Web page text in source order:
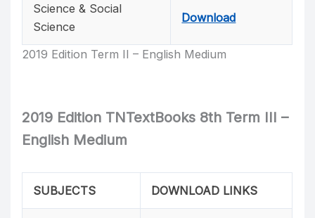
Science & Social
Science
Download
2019 Edition Term II – English Medium
2019 Edition TNTextBooks 8th Term III –
English Medium
SUBJECTS DOWNLOAD LINKS